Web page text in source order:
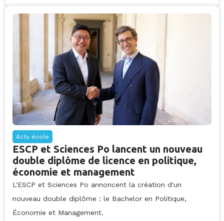
Actu école
ESCP et Sciences Po lancent un nouveau
double diplôme de licence en politique,
économie et management
L'ESCP et Sciences Po annoncent la création d'un
nouveau double diplôme : le Bachelor en Politique,
Économie et Management.